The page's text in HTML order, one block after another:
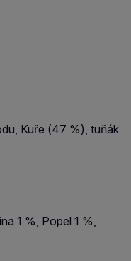
Kuře (47 %), tuňák
1 %, Popel 1 %,